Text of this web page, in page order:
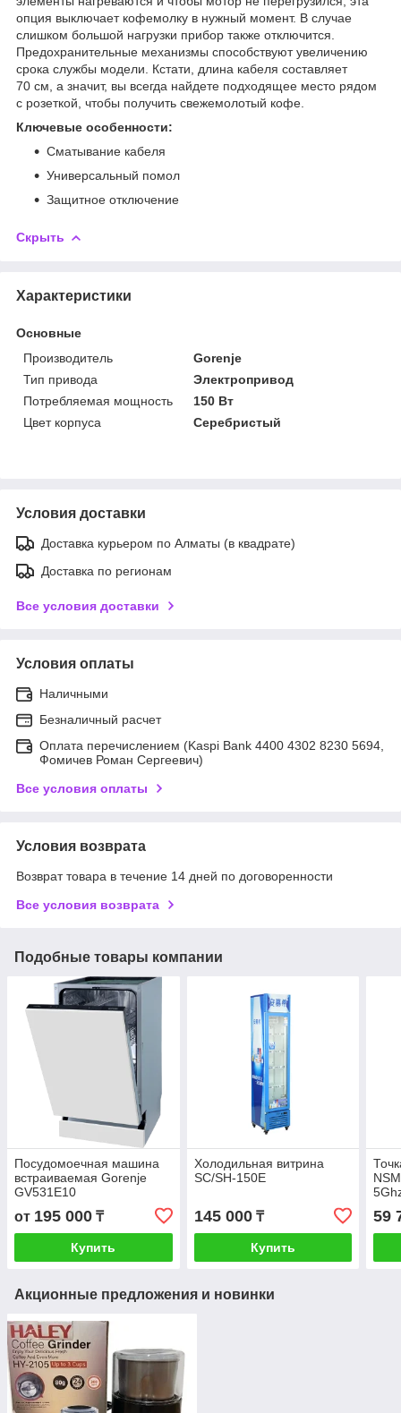
опция выключает кофемолку в нужный момент. В случае
слишком большой нагрузки прибор также отключится.
Предохранительные механизмы способствуют увеличению
срока службы модели. Кстати, длина кабеля составляет
70 см, а значит, вы всегда найдете подходящее место рядом
с розеткой, чтобы получить свежемолотый кофе.
Ключевые особенности:
Сматывание кабеля
Универсальный помол
Защитное отключение
Скрыть
Характеристики
Основные
Производитель
Gorenje
Тип привода
Электропривод
Потребляемая мощность
150 Вт
Цвет корпуса
Серебристый
Условия доставки
Доставка курьером по Алматы (в квадрате)
Доставка по регионам
Все условия доставки
Условия оплаты
Наличными
Безналичный расчет
Оплата перечислением (Kaspi Bank 4400 4302 8230 5694,
Фомичев Роман Сергеевич)
Все условия оплаты
Условия возврата
Возврат товара в течение 14 дней по договоренности
Все условия возврата
Подобные товары компании
Посудомоечная машина
встраиваемая Gorenje
GV531E10
от 195 000 ₸
Купить
Холодильная витрина
SC/SH-150E
145 000₸
Купить
59
Акционные предложения и новинки